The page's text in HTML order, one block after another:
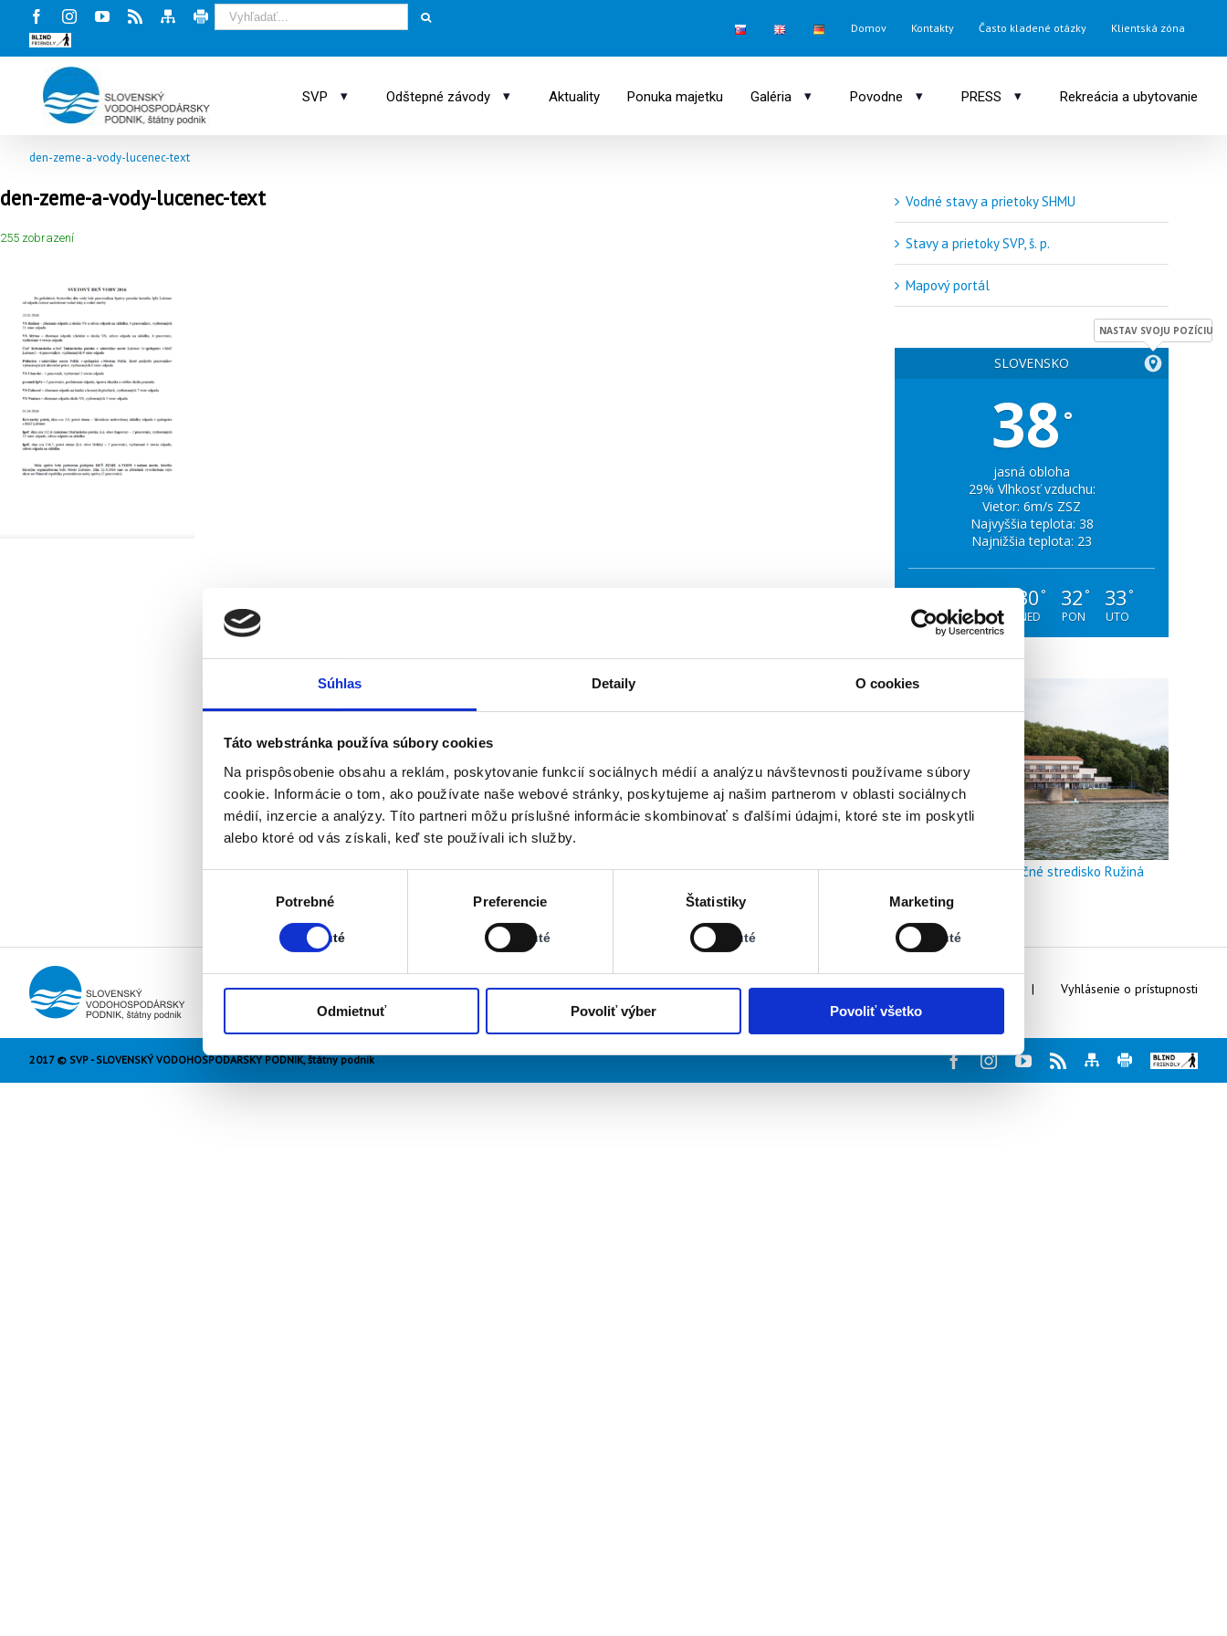
Súhlas Detaily O cookies
Táto webstránka používa súbory cookies
Na prispôsobenie obsahu a reklám, poskytovanie funkcií sociálnych médií a analýzu návštevnosti používame súbory
cookie. Informácie o tom, ako používate naše webové stránky, poskytujeme aj našim partnerom v oblasti sociálnych
médií, inzercie a analýzy. Títo partneri môžu príslušné informácie skombinovať s ďalšími údajmi, ktoré ste im poskytli
alebo ktoré od vás získali, keď ste používali ich služby.
Potrebné
Zapnuté
Stav:
Zapnuté
Preferencie
Vypnuté
Stav:
Vypnuté
Štatistiky
Vypnuté
Stav:
Vypnuté
Marketing
Vypnuté
Stav:
Vypnuté
Odmietnuť Povoliť výber Povoliť všetko
FacebookInstagram
YoutubeRssMapa Tlač
stránky
Blind
friendly
Domov Kontakty Často kladené otázky Klientská zóna
SVP ▾ Odštepné závody ▾ Aktuality Ponuka majetku Galéria ▾ Povodne ▾ PRESS ▾ Rekreácia a ubytovanie
den-zeme-a-vody-lucenec-text
den-zeme-a-vody-lucenec-text
255 zobrazení
Vodné stavy a prietoky SHMU
Stavy a prietoky SVP, š. p.
Mapový portál
SLOVENSKO
NASTAV SVOJU POZÍCIU
38 °
jasná obloha
29% Vlhkosť vzduchu:
Vietor: 6m/s ZSZ
Najvyššia teplota: 38
Najnižšia teplota: 23
°
PIA
°
SOB
30 °
NED
32 °
PON
33 °
UTO
Doškoľovacie a rekreačné stredisko Ružiná
Webmaster Kontakty Vyhlásenie o prístupnosti
2017 © SVP - SLOVENSKÝ VODOHOSPODÁRSKY PODNIK, štátny podnik FacebookInstagram
Youtube
RssMapaTlač
Blind